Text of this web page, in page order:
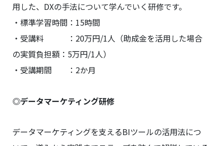
用した、DXの手法について学んでいく研修です。
・標準学習時間：15時間
・受講料 ：20万円/1人（助成金を活用した場合
の実質負担額：5万円/1人）
・受講期間 ：2か月
◎データマーケティング研修
データマーケティングを支えるBIツールの活用法につ